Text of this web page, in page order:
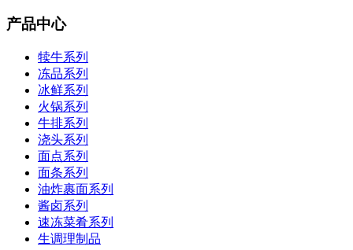
产品中心
犊牛系列
冻品系列
冰鲜系列
火锅系列
牛排系列
浇头系列
面点系列
面条系列
油炸裹面系列
酱卤系列
速冻菜肴系列
生调理制品